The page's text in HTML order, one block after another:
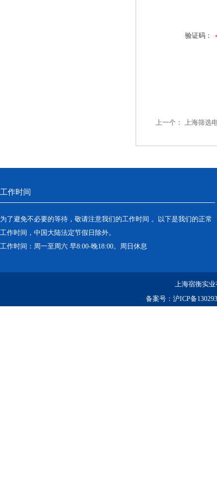
验证码：
上一个： 上海筛选
工作时间
为了避免不必要的等待，敬请注意我们的工作时间 。以下是我们的正常
工作时间，中国大陆法定节假日除外。
工作时间：周一至周六 早8:00-晚18:00。周日休息
上海宿衡实
备案号： 沪ICP备